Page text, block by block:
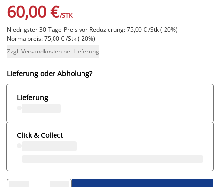
60,00 €/STK
Niedrigster 30-Tage-Preis vor Reduzierung: 75,00 € /Stk (-20%)
Normalpreis: 75,00 € /Stk (-20%)
Zzgl. Versandkosten bei Lieferung
Lieferung oder Abholung?
Lieferung
Click & Collect